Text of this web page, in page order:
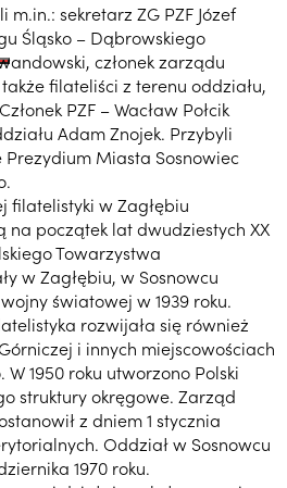
sekretarz ZG PZF Józef
Śląsko – Dąbrowskiego
członek zarządu
filateliści z terenu oddziału,
PZF – Wacław Połcik
Adam Znojek. Przybyli
Miasta Sosnowiec
filatelistyki w Zagłębiu
początek lat dwudziestych XX
Towarzystwa
w Zagłębiu, w Sosnowcu
światowej w 1939 roku.
rozwijała się również
i innych miejscowościach
1950 roku utworzono Polski
struktury okręgowe. Zarząd
z dniem 1 stycznia
Oddział w Sosnowcu
1970 roku.